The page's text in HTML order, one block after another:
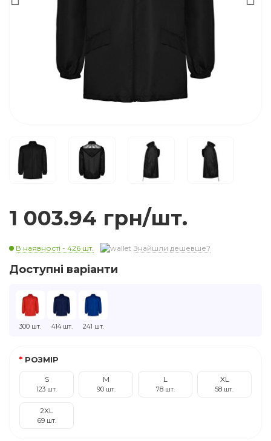
1 003.94 грн/шт.
В наявності - 426 шт. Знайшли дешевше?
Доступні варіанти
300 шт. 414 шт. 241 шт.
РОЗМІР
S
123 шт.
M
90 шт.
L
78 шт.
XL
58 шт.
2XL
69 шт.